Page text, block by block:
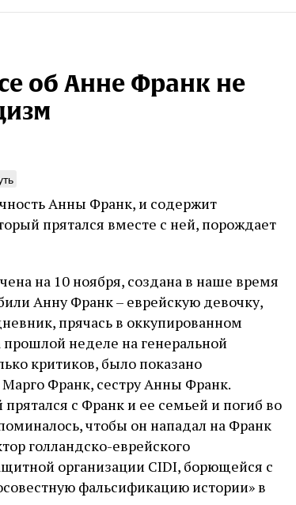
об Анне Франк не
Анны Франк, и содержит
прятался вместе с ней, порождает
на 10 ноября, создана ​​в наше время
Анну Франк – еврейскую девочку,
прячась в оккупированном
неделе на генеральной
критиков, было показано
Франк, сестру Анны Франк.
с Франк и ее семьей и погиб во
чтобы он нападал на Франк
голландско-еврейского
организации CIDI, борющейся с
фальсификацию истории» в
ой‑ой‑ой!
Вейцман рассказывает о том, как
с древности и вплоть до недавней
Голливуда люди истолковывали,
в подробностях, изображали в
произведениях,
и подгоняли под свои
цели череду Б‑жьих кар,
обрушились на Египет под властью
Книжный разговор Стюарт
Перевод с английского Светланы
второстепенной
гравюре. Он
греческий и
церковная
точность и
читатель,
разрушение
не просто
окружённый
целой общины и
слово в переводе